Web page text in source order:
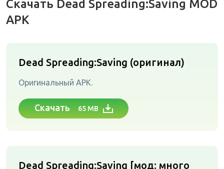
Скачать Dead Spreading:Saving MOD
APK
Dead Spreading:Saving (оригинал)
Оригинальный APK.
Скачать 65 MB
Dead Spreading:Saving [мод: много